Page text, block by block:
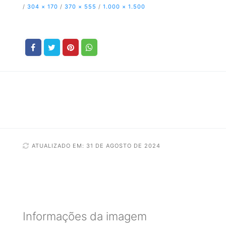
/ 304 × 170 / 370 × 555 / 1.000 × 1.500
ATUALIZADO EM: 31 DE AGOSTO DE 2024
Informações da imagem